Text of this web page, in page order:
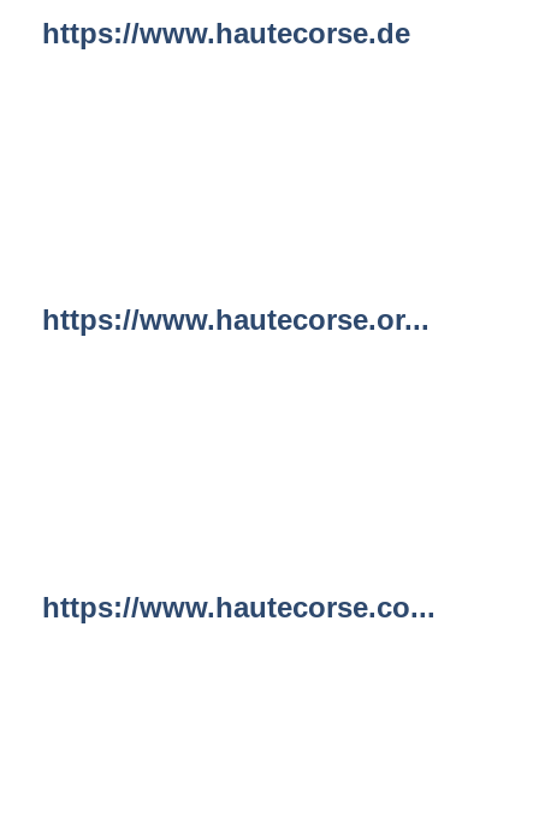
https://www.hautecorse.de
https://www.hautecorse.or...
https://www.hautecorse.co...